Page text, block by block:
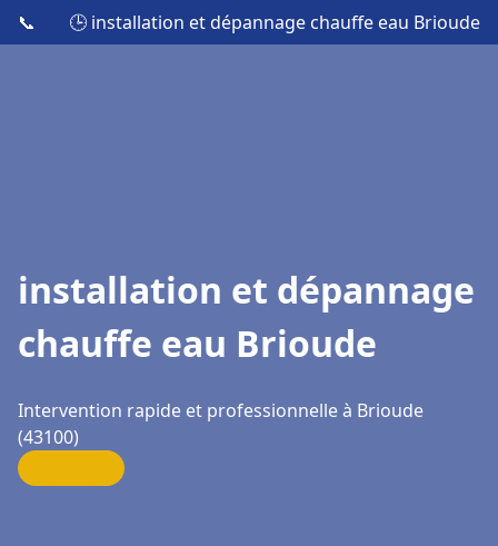
📞 🕒 installation et dépannage chauffe eau Brioude
installation et dépannage
chauffe eau Brioude
Intervention rapide et professionnelle à Brioude
(43100)